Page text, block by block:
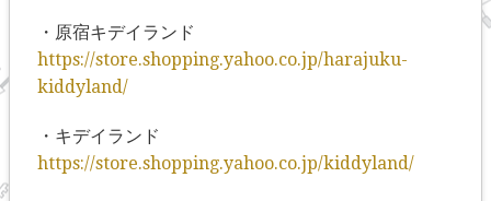
・原宿キデイランド
https://store.shopping.yahoo.co.jp/harajuku-
kiddyland/
・キデイランド
https://store.shopping.yahoo.co.jp/kiddyland/